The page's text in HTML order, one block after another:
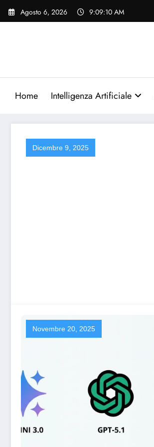
Vai
Agosto 6, 2026 9:09:10 AM
Home Intelligenza Artificiale
Dicembre 9, 2025
Novembre 20, 2025